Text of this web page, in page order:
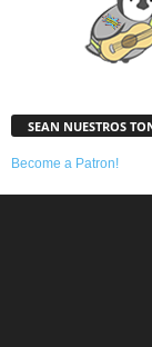
SEAN NUESTROS
Become a Patron!